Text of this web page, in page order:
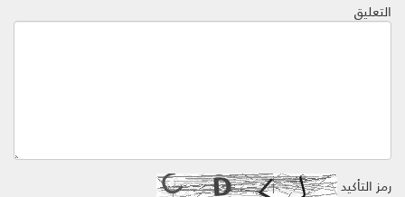
التعليق
رمز التأكيد